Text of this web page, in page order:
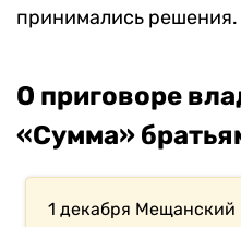
принимались решения.
О приговоре
«Сумма»
1 декабря